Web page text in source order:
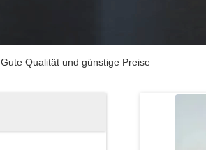
Gute Qualität und günstige Preise